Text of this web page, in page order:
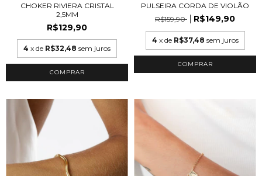
CHOKER RIVIERA CRISTAL
2,5MM
R$129,90
4 x de R$32,48 sem juros
COMPRAR
PULSEIRA CORDA DE VIOLÃO
R$159,90
R$149,90
4 x de R$37,48 sem juros
COMPRAR